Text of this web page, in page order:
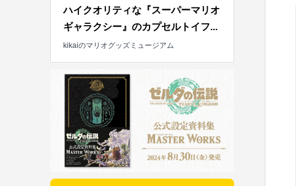
ハイクオリティな『スーパーマリオ
ギャラクシー』のカプセルトイフ...
kikaiのマリオグッズミュージアム